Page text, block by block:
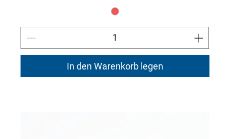
In den Warenkorb legen